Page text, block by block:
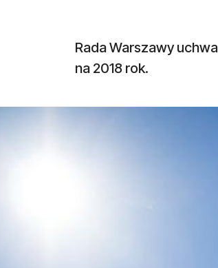
Rada Warszawy
na 2018 rok.